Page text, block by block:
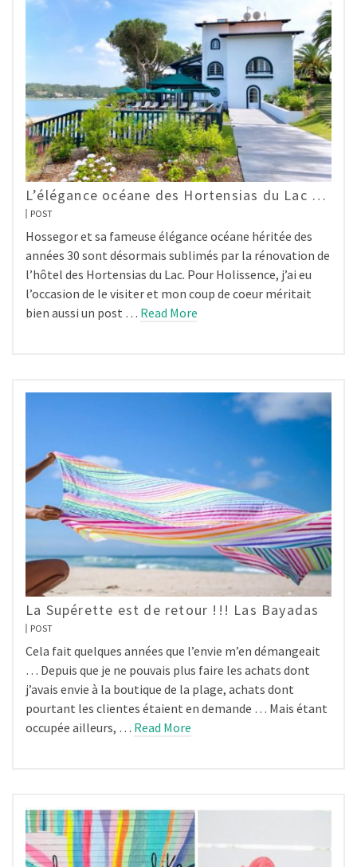
L’élégance océane des Hortensias du Lac …
POST
Hossegor et sa fameuse élégance océane héritée des
années 30 sont désormais sublimés par la rénovation de
l’hôtel des Hortensias du Lac. Pour Holissence, j’ai eu
l’occasion de le visiter et mon coup de coeur méritait
bien aussi un post … Read More
La Supérette est de retour !!! Las Bayadas
POST
Cela fait quelques années que l’envie m’en démangeait
… Depuis que je ne pouvais plus faire les achats dont
j’avais envie à la boutique de la plage, achats dont
pourtant les clientes étaient en demande … Mais étant
occupée ailleurs, … Read More